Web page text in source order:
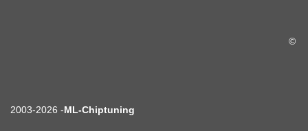
©
2003-2026 -ML-Chiptuning